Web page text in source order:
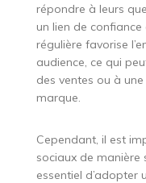
répondre à leurs
un lien de
régulière favorise
audience, ce qui
des ventes ou à
marque.
Cependant, il est
sociaux de manière
essentiel d’adopter